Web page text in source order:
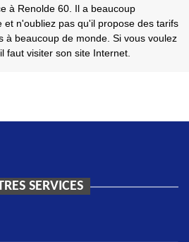
à Renolde 60. Il a beaucoup
et n'oubliez pas qu'il propose des tarifs
à beaucoup de monde. Si vous voulez
faut visiter son site Internet.
SERVICES